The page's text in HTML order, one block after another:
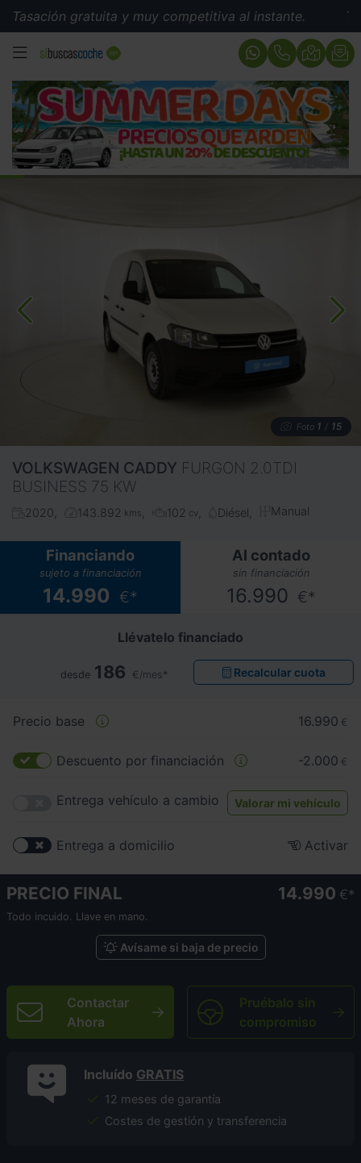
gratuita y muy competitiva al instante.
MENÚ
Foto 1 / 15
VOLKSWAGEN CADDY FURGON 2.0TDI
BUSINESS 75 KW
2020 143.892 kms 102 cv Diésel Manual
Financiando
sujeto a financiación
14.990 €*
Al contado
sin financiación
16.990 €*
Llévatelo financiado
desde 186 €/mes* Recalcular cuota
Precio base 16.990 €
Descuento por financiación -2.000 €
Entrega vehículo a cambio Valorar mi vehículo
Entrega a domicilio Activar
PRECIO FINAL 14.990 €
Todo incuido. Llave en mano.
Avísame si baja de precio
Contactar
Ahora
Pruébalo sin
compromiso
Incluído GRATIS
12 meses de garantía
Costes de gestión y transferencia